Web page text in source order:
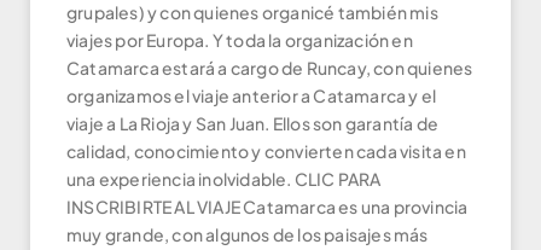
grupales) y con quienes organicé también mis
viajes por Europa. Y toda la organización en
Catamarca estará a cargo de Runcay, con quienes
organizamos el viaje anterior a Catamarca y el
viaje a La Rioja y San Juan. Ellos son garantía de
calidad, conocimiento y convierten cada visita en
una experiencia inolvidable. CLIC PARA
INSCRIBIRTE AL VIAJE Catamarca es una provincia
muy grande, con algunos de los paisajes más